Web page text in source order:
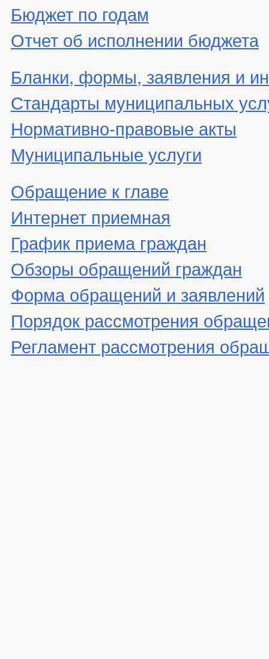
Бюджет по годам
Отчет об исполнении бюджета
Бланки, формы, заявления и
Стандарты муниципальных
Нормативно-правовые акты
Муниципальные услуги
Обращение к главе
Интернет приемная
График приема граждан
Обзоры обращений граждан
Форма обращений и заявлений
Порядок рассмотрения
Регламент рассмотрения